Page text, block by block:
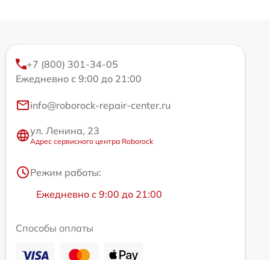
+7 (800) 301-34-05
Ежедневно с 9:00 до 21:00
info@roborock-repair-center.ru
ул. Ленина, 23
Адрес сервисного центра Roborock
Режим работы:
Ежедневно с 9:00 до 21:00
Способы оплаты